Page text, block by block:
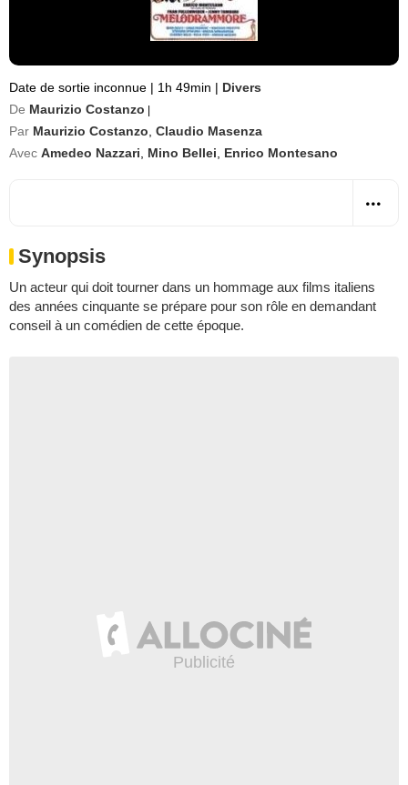
Date de sortie inconnue | 1h 49min | Divers
De Maurizio Costanzo
Par Maurizio Costanzo Claudio Masenza
Avec Amedeo Nazzari Mino Bellei Enrico Montesano
Synopsis
Un acteur qui doit tourner dans un hommage aux films italiens
des années cinquante se prépare pour son rôle en demandant
conseil à un comédien de cette époque.